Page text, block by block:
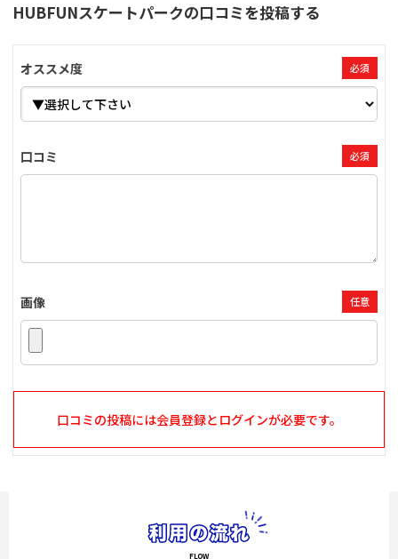
HUBFUNスケートパークの口コミを投稿する
オススメ度 必須
口コミ 必須
画像 任意
口コミの投稿には会員登録とログインが必要です。